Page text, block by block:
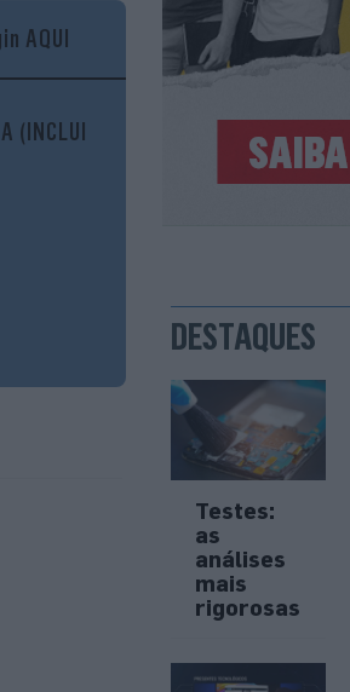
AQUI
(INCLUI
DESTAQUES
Testes:
as
análises
mais
rigorosas